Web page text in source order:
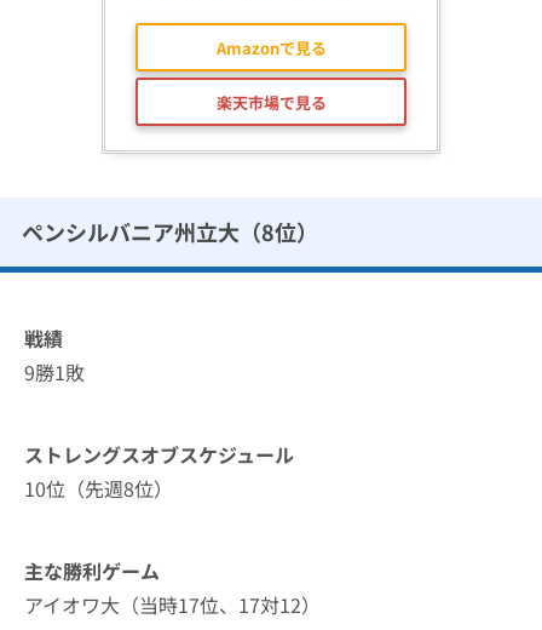
Amazonで見る
楽天市場で見る
ペンシルバニア州立大（8位）
戦績
9勝1敗
ストレングスオブスケジュール
10位（先週8位）
主な勝利ゲーム
アイオワ大（当時17位、17対12）